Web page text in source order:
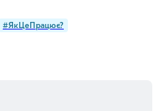
#ЯкЦеПрацює?